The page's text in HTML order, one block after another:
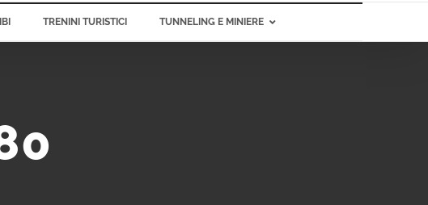
TRENINI TURISTICI TUNNELING E MINIERE